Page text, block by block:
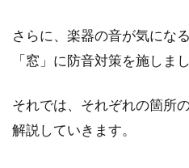
所挨拶は
さらに、楽器の音が気にな
「窓」に防音対策を施しまし
それでは、それぞれの箇所
解説していきます。